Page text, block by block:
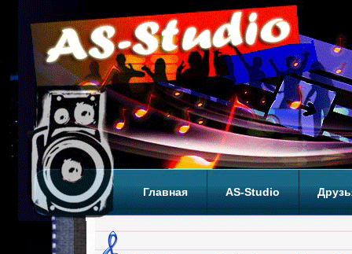
Главная AS-Studio